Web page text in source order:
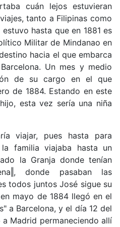
cuán lejos estuvieran
tanto a Filipinas como
hasta que en 1881 es
Militar de Mindanao en
hacia el que embarca
Un mes y medio
de su cargo en el que
de 1884. Estando en este
esta vez sería una niña
viajar, pues hasta para
familia viajaba hasta un
la Granja donde tenían
donde pasaban las
todos juntos José sigue su
mayo de 1884 llegó en el
a Barcelona, y el día 12 del
Madrid permaneciendo allí